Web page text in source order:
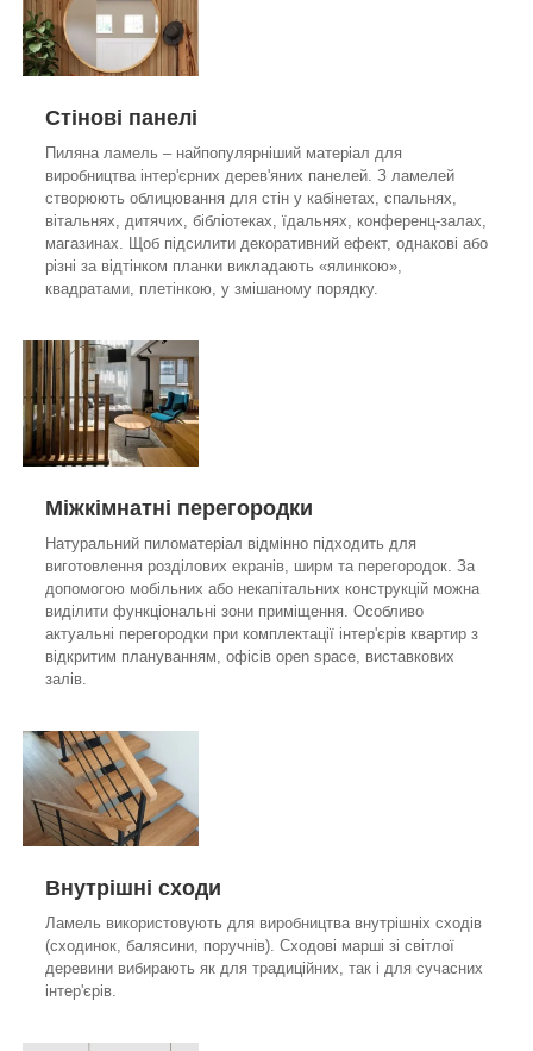
Стінові панелі
Пиляна ламель – найпопулярніший матеріал для
виробництва інтер'єрних дерев'яних панелей. З ламелей
створюють облицювання для стін у кабінетах, спальнях,
вітальнях, дитячих, бібліотеках, їдальнях, конференц-залах,
магазинах. Щоб підсилити декоративний ефект, однакові або
різні за відтінком планки викладають «ялинкою»,
квадратами, плетінкою, у змішаному порядку.
Міжкімнатні перегородки
Натуральний пиломатеріал відмінно підходить для
виготовлення розділових екранів, ширм та перегородок. За
допомогою мобільних або некапітальних конструкцій можна
виділити функціональні зони приміщення. Особливо
актуальні перегородки при комплектації інтер'єрів квартир з
відкритим плануванням, офісів open space, виставкових
залів.
Внутрішні сходи
Ламель використовують для виробництва внутрішніх сходів
(сходинок, балясини, поручнів). Сходові марші зі світлої
деревини вибирають як для традиційних, так і для сучасних
інтер'єрів.